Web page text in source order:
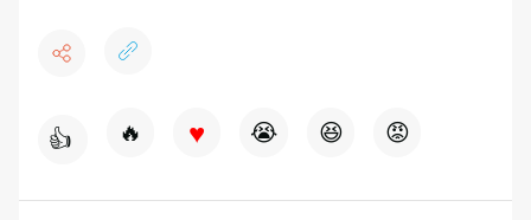
👍 🔥 ♥ 😭 😆 😡